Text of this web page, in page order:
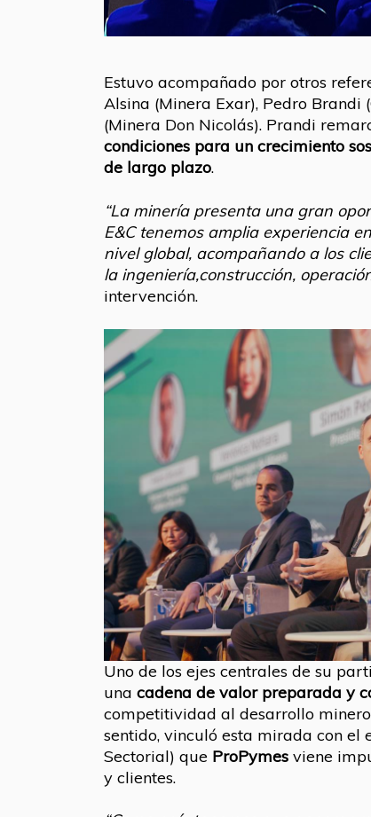
Estuvo acompañado por otros
Alsina (Minera Exar), Pedro Brandi
(Minera Don Nicolás). Prandi
condiciones para un crecimiento
de largo plazo.
“La minería presenta una gran
E&C tenemos amplia experiencia
nivel global, acompañando a los
la ingeniería,construcción,
intervención.
Uno de los ejes centrales de su
una cadena de valor preparada y
competitividad al desarrollo
sentido, vinculó esta mirada con el
Sectorial) que ProPymes viene
y clientes.